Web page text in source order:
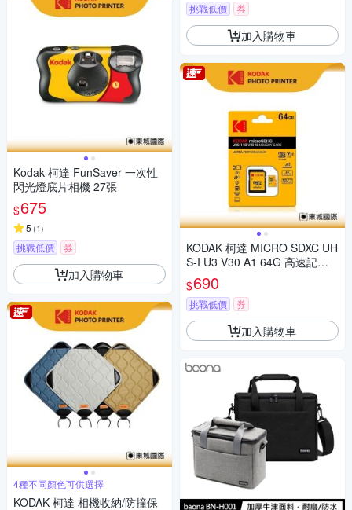
Kodak 柯達 FunSaver 一次性
閃光燈底片相機 27張
$675
5 (1)
挑戰低價 券
加入購物車
4種不同顏色可供選擇
KODAK 柯達 相機收納/防撞保
挑戰低價 券
加入購物車
KODAK 柯達 MICRO SDXC UH
S-I U3 V30 A1 64G 高速記憶
卡(附轉卡)
$690
挑戰低價 券
加入購物車